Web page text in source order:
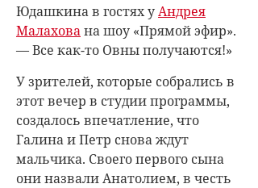
Юдашкина в гостях уАндрея
Малахована шоу «Прямой эфир».
— Все как-то Овны получаются!»
У зрителей, которые собрались в
этот вечер в студии программы,
создалось впечатление, что
Галина и Петр снова ждут
мальчика. Своего первого сына
они назвали Анатолием, в честь